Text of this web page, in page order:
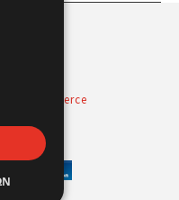
nopCommerce